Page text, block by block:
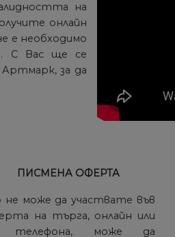
на
онлайн
е необходимо
С Вас ще се
за да
ПИСМЕНА ОФЕРТА
не може да участвате във
на търга, онлайн или
телефона, може да